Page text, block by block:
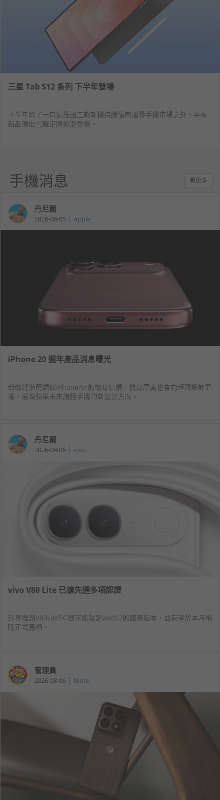
三星 Tab S12 系列 下半年登場
下半年除了一口氣推出三款新機持續衝刺摺疊手機市場之外，平板
新品傳出也確定將如期登場。
手機消息 看更多
丹尼爾
2026-08-05 | Apple
iPhone 20 週年產品消息曝光
新機將沿用類似iPhoneAir的機身結構，機身厚度也會向超薄設計靠
攏，展現蘋果未來旗艦手機的新設計方向。
丹尼爾
2026-08-06 | vivo
vivo V80 Lite 已搶先通多項認證
外界推測V80Lite5G很可能就是vivoS2的國際版本，並有望於本月稍
晚正式亮相。
管理員
2026-08-06 | Moto